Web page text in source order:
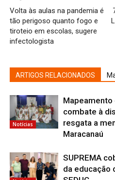
Volta às aulas na pandemia é
tão perigoso quanto fogo e
tiroteio em escolas, sugere
infectologista
ARTIGOS RELACIONADOS
Notícias
combate à
resgata a
Maracanaú
SUPREMA
da educação